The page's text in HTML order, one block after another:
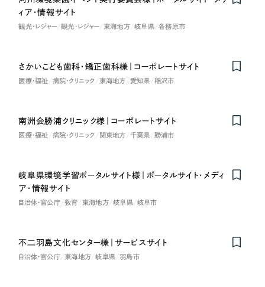
オレンジ・橙色
グリーン・緑色
ブルー・青色
ピンク・桃色
その他
ィア・情報サイト
観光・レジャー 観光・レジャー 東海地方 岐阜県 各務原市
Nominee
さかいこども歯科・矯正歯科様｜コーポレートサイト
医療・福祉 病院・クリニック 東海地方 愛知県 稲沢市
南洲会勝浦クリニック様｜コーポレートサイト
医療・福祉 病院・クリニック 関東地方 千葉県 勝浦市
岐阜県環境学習ポータルサイト様｜ポータルサイト・メディ
ア・情報サイト
自治体・官公庁 教育 東海地方 岐阜県 岐阜市
不二羽島文化センター様｜サービスサイト
自治体・官公庁 東海地方 岐阜県 羽島市